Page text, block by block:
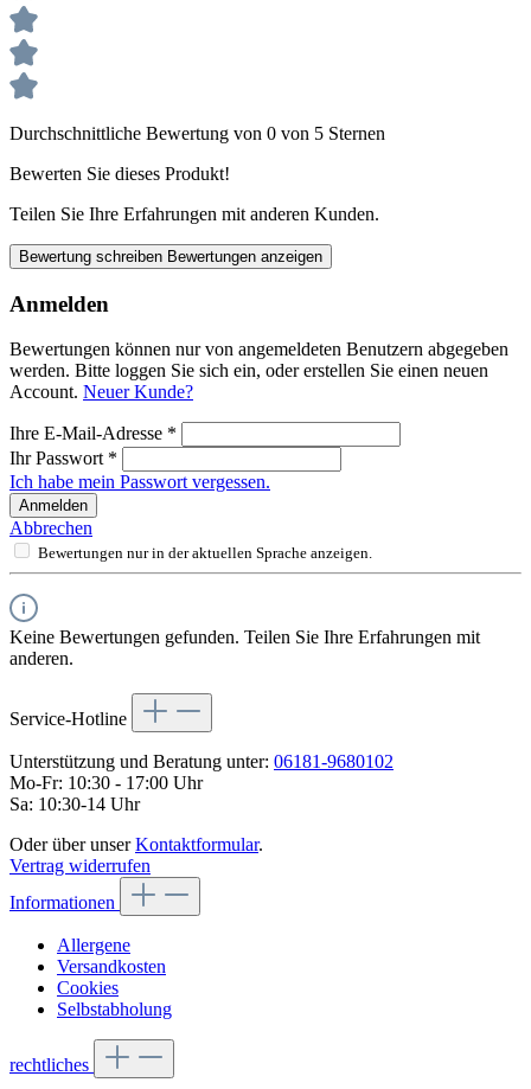
Durchschnittliche Bewertung von 0 von 5 Sternen
Bewerten Sie dieses Produkt!
Teilen Sie Ihre Erfahrungen mit anderen Kunden.
Bewertung schreiben Bewertungen anzeigen
Anmelden
Bewertungen können nur von angemeldeten Benutzern abgegeben
werden. Bitte loggen Sie sich ein, oder erstellen Sie einen neuen
Account. Neuer Kunde?
Ihre E-Mail-Adresse *
Ihr Passwort *
Ich habe mein Passwort vergessen.
Anmelden
Abbrechen
Bewertungen nur in der aktuellen Sprache anzeigen.
Keine Bewertungen gefunden. Teilen Sie Ihre Erfahrungen mit
anderen.
Service-Hotline
Unterstützung und Beratung unter: 06181-9680102
Mo-Fr: 10:30 - 17:00 Uhr
Sa: 10:30-14 Uhr
Oder über unserKontaktformular.
Vertrag widerrufen
Informationen
Allergene
Versandkosten
Cookies
Selbstabholung
rechtliches